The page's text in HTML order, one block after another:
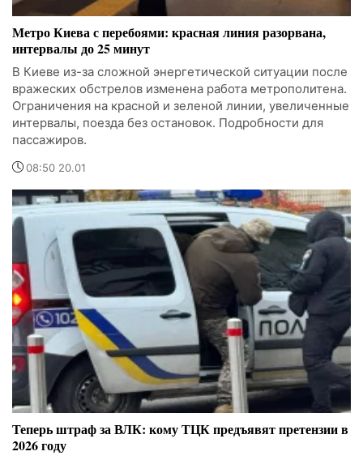
Метро Киева с перебоями: красная линия разорвана,
интервалы до 25 минут
В Киеве из-за сложной энергетической ситуации после
вражеских обстрелов изменена работа метрополитена.
Ограничения на красной и зеленой линии, увеличенные
интервалы, поезда без остановок. Подробности для
пассажиров.
08:50 20.01
Теперь штраф за ВЛК: кому ТЦК предъявят претензии в
2026 году